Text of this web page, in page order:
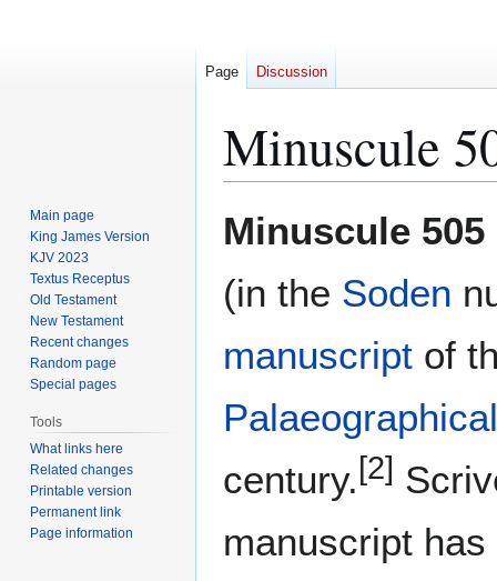
Minuscule
toto
Minuscule 505
(in the Soden
manuscript of
century. [2]
manuscript
Page Discussion
Main page
King James Version
KJV 2023
Textus Receptus
Old Testament
New Testament
Recent changes
Random page
Special pages
Tools
What links here
Related changes
Printable version
Permanent link
Page information